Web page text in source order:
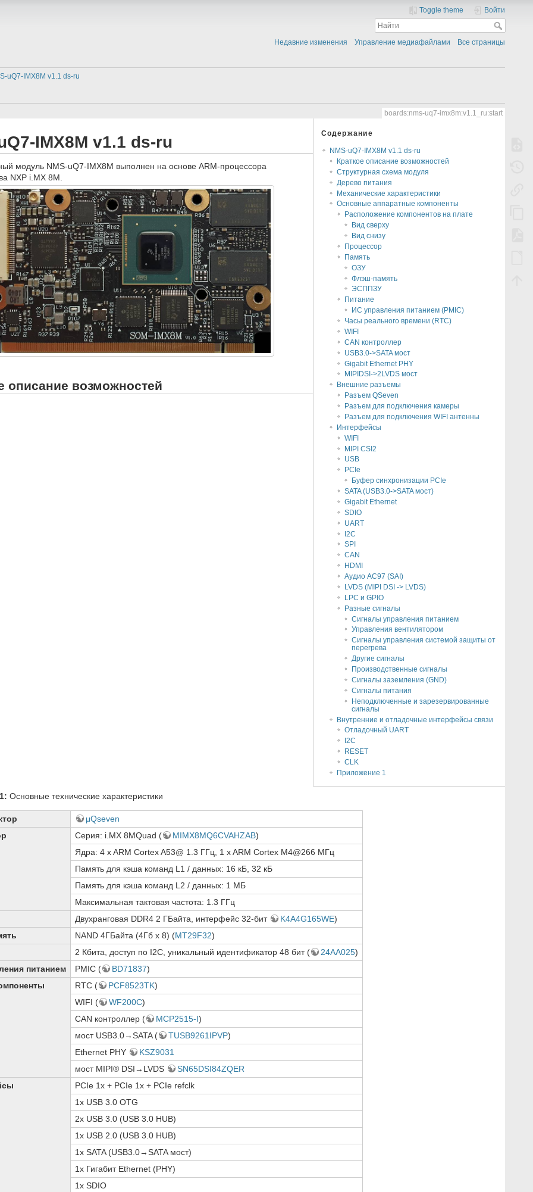
Toggle theme Войти
Недавние изменения Управление медиафайлами Все страницы
uQ7-IMX8M v1.1 ds-ru
boards:nms-uq7-imx8m:v1.1_ru:start
Содержание
NMS-uQ7-IMX8M v1.1 ds-ru
Краткое описание возможностей
Структурная схема модуля
Дерево питания
Механические характеристики
Основные аппаратные компоненты
Расположение компонентов на плате
Вид сверху
Вид снизу
Процессор
Память
ОЗУ
Флэш-память
ЭСППЗУ
Питание
ИС управления питанием (PMIC)
Часы реального времени (RTC)
WIFI
CAN контроллер
USB3.0->SATA мост
Gigabit Ethernet PHY
MIPIDSI->2LVDS мост
Внешние разъемы
Разъем QSeven
Разъем для подключения камеры
Разъем для подключения WIFI антенны
Интерфейсы
WIFI
MIPI CSI2
USB
PCIe
Буфер синхронизации PCIe
SATA (USB3.0->SATA мост)
Gigabit Ethernet
SDIO
UART
I2C
SPI
CAN
HDMI
Аудио AC97 (SAI)
LVDS (MIPI DSI -> LVDS)
LPC и GPIO
Разные сигналы
Сигналы управления питанием
Управления вентилятором
Сигналы управления системой защиты от
перегрева
Другие сигналы
Производственные сигналы
Сигналы заземления (GND)
Сигналы питания
Неподключенные и зарезервированные
сигналы
Внутренние и отладочные интерфейсы связи
Отладочный UART
I2C
RESET
CLK
Приложение 1
IMX8M v1.1 ds-ru
модуль NMS-uQ7-IMX8M выполнен на основе ARM-процессора
NXP i.MX 8M.
описание возможностей
Основные технические характеристики
μQseven
Серия: i.MX 8MQuad ( MIMX8MQ6CVAHZAB)
Ядра: 4 x ARM Cortex A53@ 1.3 ГГц, 1 x ARM Cortex M4@266 МГц
Память для кэша команд L1 / данных: 16 кБ, 32 кБ
Память для кэша команд L2 / данных: 1 МБ
Максимальная тактовая частота: 1.3 ГГц
Двухранговая DDR4 2 ГБайта, интерфейс 32-бит K4A4G165WE)
NAND 4ГБайта (4Гб x 8) (MT29F32)
2 Кбита, доступ по I2C, уникальный идентификатор 48 бит ( 24AA025)
питанием
PMIC ( BD71837)
RTC ( PCF8523TK)
WIFI (
WF200C)
CAN контроллер (
MCP2515-I)
мост USB3.0→SATA (
TUSB9261IPVP)
Ethernet PHY
KSZ9031
мост MIPI® DSI→LVDS
SN65DSI84ZQER
PCIe 1x + PCIe 1x + PCIe refclk
1х USB 3.0 OTG
2х USB 3.0 (USB 3.0 HUB)
1x USB 2.0 (USB 3.0 HUB)
1x SATA (USB3.0→SATA мост)
1x Гигабит Ethernet (PHY)
1x SDIO